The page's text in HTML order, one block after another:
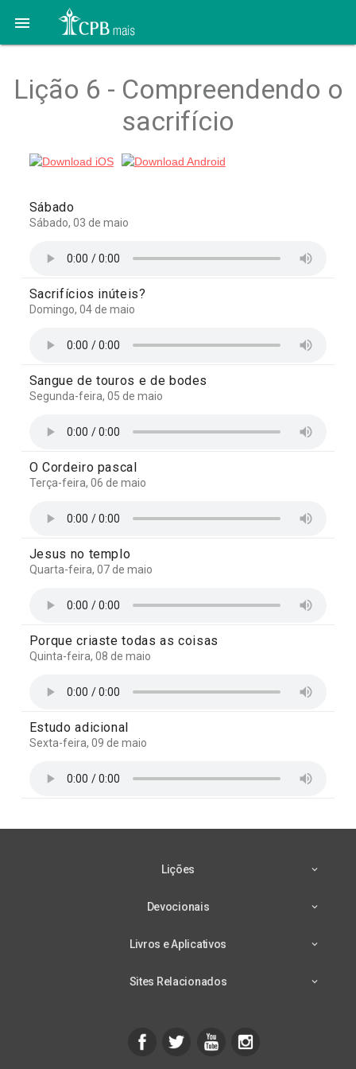

Lição 6 - Compreendendo o
sacrifício
Sábado
Sábado, 03 de maio
Sacrifícios inúteis?
Domingo, 04 de maio
Sangue de touros e de bodes
Segunda-feira, 05 de maio
O Cordeiro pascal
Terça-feira, 06 de maio
Jesus no templo
Quarta-feira, 07 de maio
Porque criaste todas as coisas
Quinta-feira, 08 de maio
Estudo adicional
Sexta-feira, 09 de maio
Lições
Devocionais
Livros e Aplicativos
Sites Relacionados